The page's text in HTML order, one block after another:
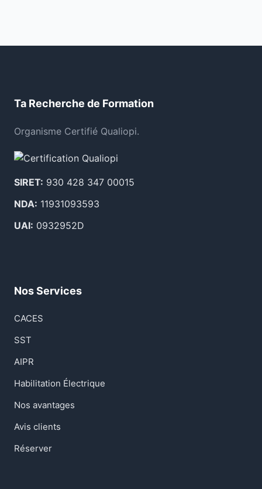
Ta Recherche de Formation
Organisme Certifié Qualiopi.
SIRET: 930 428 347 00015
NDA: 11931093593
UAI: 0932952D
Nos Services
CACES
SST
AIPR
Habilitation Électrique
Nos avantages
Avis clients
Réserver